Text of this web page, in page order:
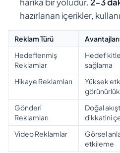
hazırlanan içerikler,
Reklam Türü
Avantajları
Hedeflenmiş
Reklamlar
Hedef
sağlama
Hikaye Reklamları
Yüksek
görünürlük
Gönderi
Reklamları
Doğal
dikkatini
Video Reklamlar
Görsel
etkileme